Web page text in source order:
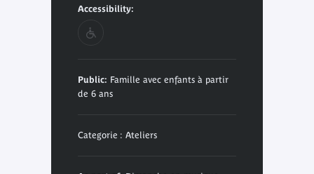
Accessibility:
Public: Famille avec enfants à partir
de 6 ans
Categorie : Ateliers